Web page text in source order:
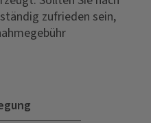
zufrieden sein,